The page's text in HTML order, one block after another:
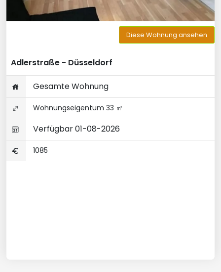
Diese Wohnung ansehen
Adlerstraße - Düsseldorf
Gesamte Wohnung
Wohnungseigentum 33 ㎡
Verfügbar 01-08-2026
1085